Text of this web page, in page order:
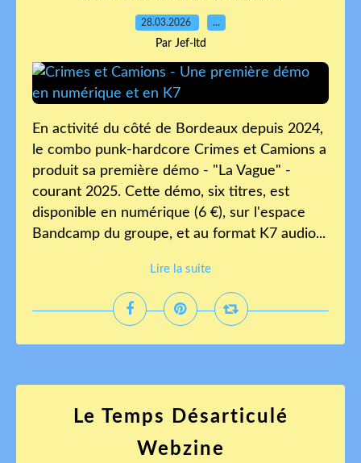
28.03.2026 …
Par Jef-ltd
En activité du côté de Bordeaux depuis 2024,
le combo punk-hardcore Crimes et Camions a
produit sa première démo - "La Vague" -
courant 2025. Cette démo, six titres, est
disponible en numérique (6 €), sur l'espace
Bandcamp du groupe, et au format K7 audio...
Lire la suite
Le Temps Désarticulé
Webzine